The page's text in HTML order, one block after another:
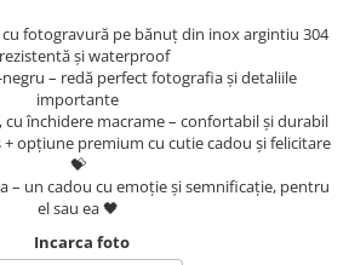
fotogravură pe bănuț din inox argintiu 304
și waterproof
– redă perfect fotografia și detaliile
importante
închidere macrame – confortabil și durabil
opțiune premium cu cutie cadou și felicitare
💝
– un cadou cu emoție și semnificație, pentru
el sau ea 🖤
Incarca foto